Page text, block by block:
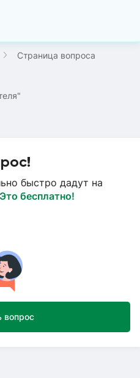
Страница вопроса
быстро дадут на
Это бесплатно!
вопрос